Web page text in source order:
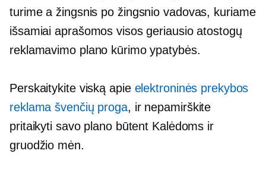
turime a žingsnis po žingsnio vadovas, kuriame
išsamiai aprašomos visos geriausio atostogų
reklamavimo plano kūrimo ypatybės.
Perskaitykite viską apie elektroninės prekybos
reklama švenčių proga, ir nepamirškite
pritaikyti savo plano būtent Kalėdoms ir
gruodžio mėn.